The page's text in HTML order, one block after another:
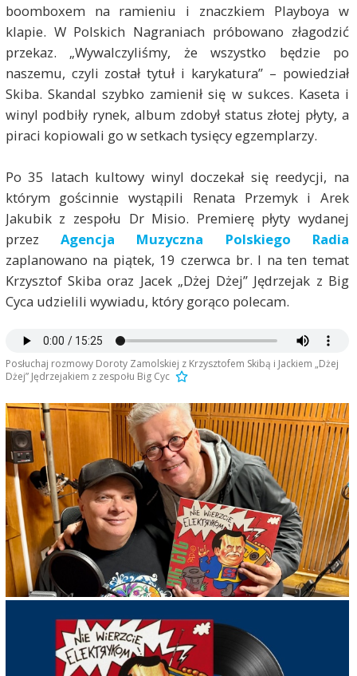
boomboxem na ramieniu i znaczkiem Playboya w
klapie. W Polskich Nagraniach próbowano złagodzić
przekaz. „Wywalczyliśmy, że wszystko będzie po
naszemu, czyli został tytuł i karykatura” – powiedział
Skiba. Skandal szybko zamienił się w sukces. Kaseta i
winyl podbiły rynek, album zdobył status złotej płyty, a
piraci kopiowali go w setkach tysięcy egzemplarzy.
Po 35 latach kultowy winyl doczekał się reedycji, na
którym gościnnie wystąpili Renata Przemyk i Arek
Jakubik z zespołu Dr Misio. Premierę płyty wydanej
przez Agencja Muzyczna Polskiego Radia
zaplanowano na piątek, 19 czerwca br. I na ten temat
Krzysztof Skiba oraz Jacek „Dżej Dżej” Jędrzejak z Big
Cyca udzielili wywiadu, który gorąco polecam.
Posłuchaj rozmowy Doroty Zamolskiej z Krzysztofem Skibą i Jackiem „Dżej
Dżej” Jędrzejakiem z zespołu Big Cyc